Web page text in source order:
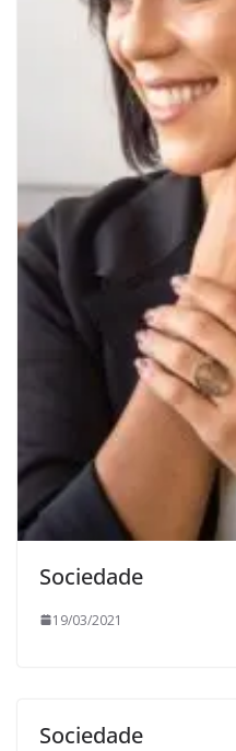
Sociedade
19/03/2021
Sociedade